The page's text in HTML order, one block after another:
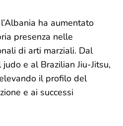
ha aumentato
presenza nelle
di arti marziali. Dal
e al Brazilian Jiu-Jitsu,
il profilo del
e ai successi